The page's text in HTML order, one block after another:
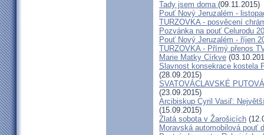
Tady jsem doma (09.11.2015)
Pouť Nový Jeruzalém -
TURZOVKA - posvěcení
Pozvánka na pouť Celurodu
Pouť Nový Jeruzalém - říjen
TURZOVKA - Přímý přenos
Marie Matky Církve
Slavnost konsekrace kostela
(28.09.2015)
SVATOVÁCLAVSKÉ
(23.09.2015)
Arcibiskup Cyril Vasiľ:
(15.09.2015)
Zlatá sobota v Žarošicích
Moravská automobilová pouť